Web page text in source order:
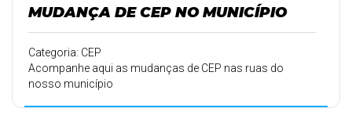
MUDANÇA DE CEP NO MUNICÍPIO
Categoria: CEP
Acompanhe aqui as mudanças de CEP nas ruas do
nosso município